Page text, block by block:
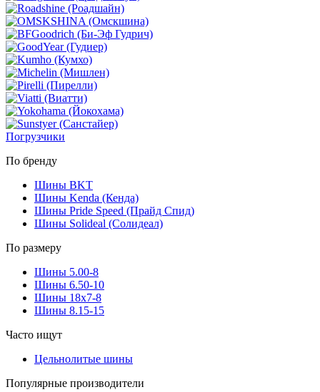
Погрузчики
По бренду
Шины BKT
Шины Kenda (Кенда)
Шины Pride Speed (Прайд Спид)
Шины Solideal (Солидеал)
По размеру
Шины 5.00-8
Шины 6.50-10
Шины 18x7-8
Шины 8.15-15
Часто ищут
Цельнолитые шины
Популярные производители